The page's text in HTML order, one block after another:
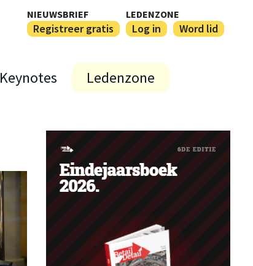
NIEUWSBRIEF
Registreer gratis
LEDENZONE
Log in Word lid
Keynotes Ledenzone